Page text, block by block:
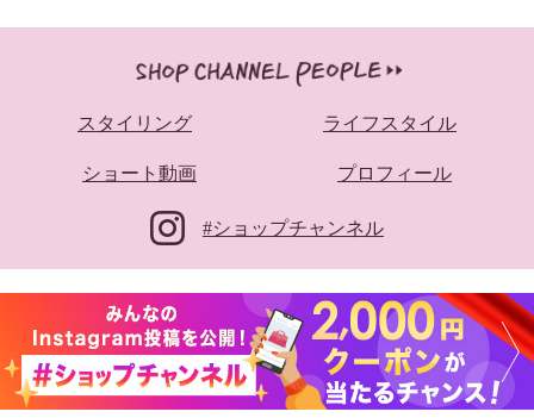
スタイリング ライフスタイル
ショート動画 プロフィール
#ショップチャンネル